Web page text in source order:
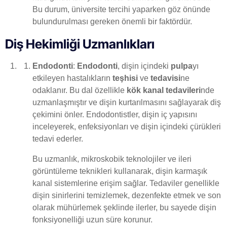
Bu durum, üniversite tercihi yaparken göz önünde
bulundurulması gereken önemli bir faktördür.
Diş Hekimliği Uzmanlıkları
Endodonti: Endodonti, dişin içindeki pulpayı
etkileyen hastalıklarınteşhisi vetedavisine
odaklanır. Bu dal özellikle kök kanal tedavilerinde
uzmanlaşmıştır ve dişin kurtarılmasını sağlayarak diş
çekimini önler. Endodontistler, dişin iç yapısını
inceleyerek, enfeksiyonları ve dişin içindeki çürükleri
tedavi ederler.
Bu uzmanlık, mikroskobik teknolojiler ve ileri
görüntüleme teknikleri kullanarak, dişin karmaşık
kanal sistemlerine erişim sağlar. Tedaviler genellikle
dişin sinirlerini temizlemek, dezenfekte etmek ve son
olarak mühürlemek şeklinde ilerler, bu sayede dişin
fonksiyonelliği uzun süre korunur.